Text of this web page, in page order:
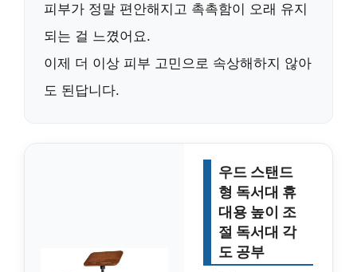
피부가 정말 편안해지고 촉촉함이 오래 유지
되는 걸 느꼈어요.
이제 더 이상 피부 고민으로 속상해하지 않아
도 된답니다.
우드 스탠드
형 독서대 휴
대용 높이 조
절 독서대 각
도 공부